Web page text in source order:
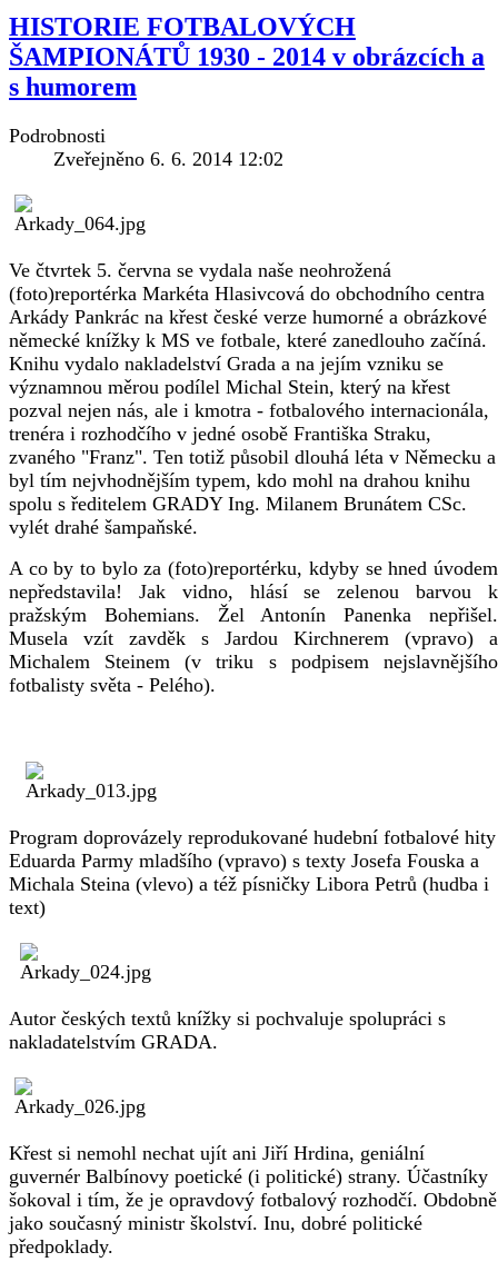
HISTORIE FOTBALOVÝCH
ŠAMPIONÁTŮ 1930 - 2014 v obrázcích a
s humorem
Podrobnosti
Zveřejněno 6. 6. 2014 12:02
Ve čtvrtek 5. června se vydala naše neohrožená
(foto)reportérka Markéta Hlasivcová do obchodního centra
Arkády Pankrác na křest české verze humorné a obrázkové
německé knížky k MS ve fotbale, které zanedlouho začíná.
Knihu vydalo nakladelství Grada a na jejím vzniku se
významnou měrou podílel Michal Stein, který na křest
pozval nejen nás, ale i kmotra - fotbalového internacionála,
trenéra i rozhodčího v jedné osobě Františka Straku,
zvaného "Franz". Ten totiž působil dlouhá léta v Německu a
byl tím nejvhodnějším typem, kdo mohl na drahou knihu
spolu s ředitelem GRADY Ing. Milanem Brunátem CSc.
vylét drahé šampaňské.
A co by to bylo za (foto)reportérku, kdyby se hned úvodem
nepředstavila! Jak vidno, hlásí se zelenou barvou k
pražským Bohemians. Žel Antonín Panenka nepřišel.
Musela vzít zavděk s Jardou Kirchnerem (vpravo) a
Michalem Steinem (v triku s podpisem nejslavnějšího
fotbalisty světa - Pelého).
Program doprovázely reprodukované hudební fotbalové hity
Eduarda Parmy mladšího (vpravo) s texty Josefa Fouska a
Michala Steina (vlevo) a též písničky Libora Petrů (hudba i
text)
Autor českých textů knížky si pochvaluje spolupráci s
nakladatelstvím GRADA.
Křest si nemohl nechat ujít ani Jiří Hrdina, geniální
guvernér Balbínovy poetické (i politické) strany. Účastníky
šokoval i tím, že je opravdový fotbalový rozhodčí. Obdobně
jako současný ministr školství. Inu, dobré politické
předpoklady.